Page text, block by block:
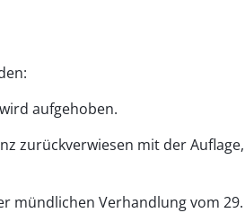
aufgehoben.
zurückverwiesen mit der
mündlichen Verhandlung vom